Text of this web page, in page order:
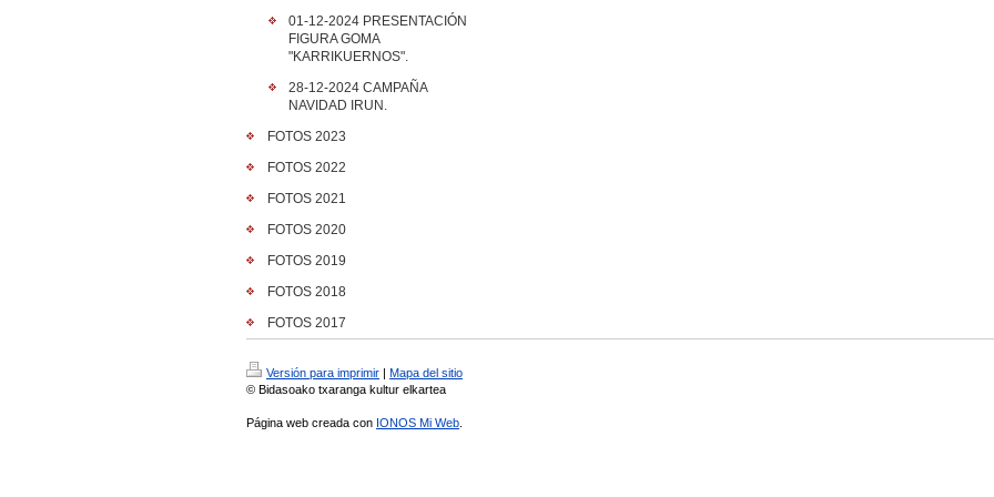
01-12-2024 PRESENTACIÓN
FIGURA GOMA
"KARRIKUERNOS".
28-12-2024 CAMPAÑA
NAVIDAD IRUN.
FOTOS 2023
FOTOS 2022
FOTOS 2021
FOTOS 2020
FOTOS 2019
FOTOS 2018
FOTOS 2017
Versión para imprimir | Mapa del sitio
© Bidasoako txaranga kultur elkartea
Página web creada con IONOS Mi Web